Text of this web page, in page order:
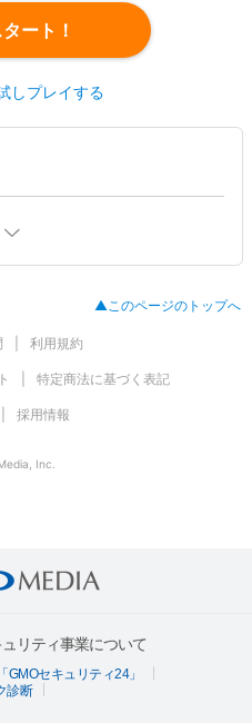
ート！
しプレイする
▲このページのトップへ
利用規約
特定商法に基づく表記
採用情報
Inc.
リティ事業について
セキュリティ24」
診断